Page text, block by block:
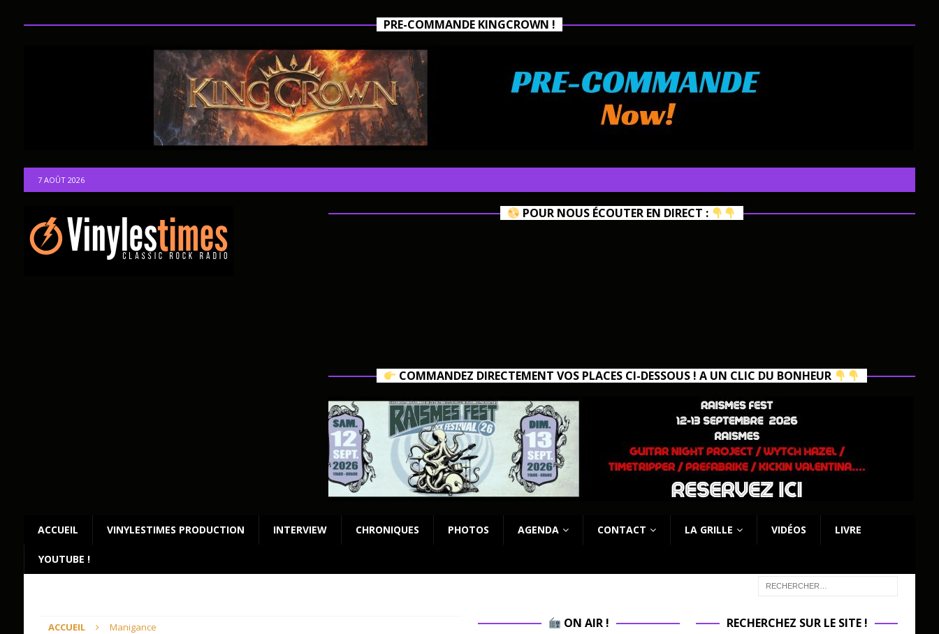
PRE-COMMANDE KINGCROWN !
7 AOÛT 2026
POUR NOUS ÉCOUTER EN DIRECT :
COMMANDEZ DIRECTEMENT VOS PLACES CI-DESSOUS ! A UN CLIC DU BONHEUR
ACCUEIL VINYLESTIMES PRODUCTION INTERVIEW CHRONIQUES PHOTOS AGENDA CONTACT LA GRILLE VIDÉOS LIVRE
YOUTUBE !
ACCUEIL Manigance ON AIR ! RECHERCHEZ SUR LE SITE !